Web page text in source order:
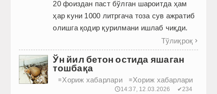
20 фоиздан паст бўлган шароитда ҳам
ҳар куни 1000 литргача тоза сув ажратиб
олишга қодир қурилмани ишлаб чиқди.
Тўлиқроқ 
Ўн йил бетон остида яшаган
тошбақа
≡Хориж хабарлари ≡Хориж хабарлари
🕔14:37, 12.03.2026 ✔234